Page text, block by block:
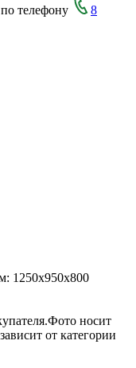
телефону
8
1250х950х800
носит
от категории